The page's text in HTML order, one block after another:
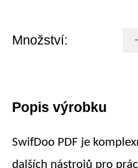
Množství:
Popis výrobku
SwifDoo PDF je
dalších nástrojů pro